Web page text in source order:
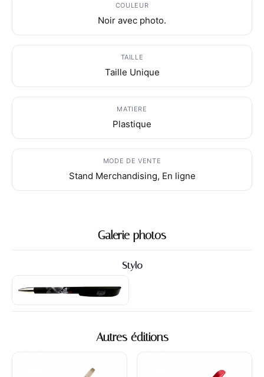
COULEUR
Noir avec photo.
TAILLE
Taille Unique
MATIERE
Plastique
MODE DE VENTE
Stand Merchandising, En ligne
Galerie photos
Stylo
Autres éditions